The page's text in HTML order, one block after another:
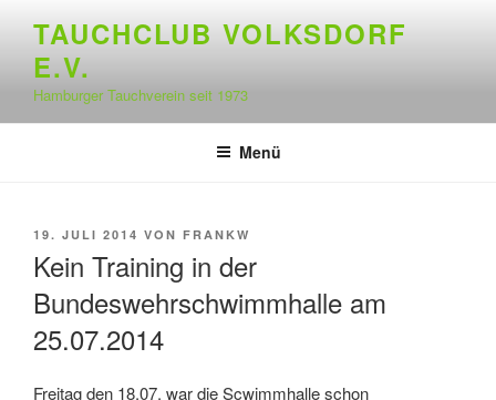
springen
TAUCHCLUB VOLKSDORF
E.V.
Hamburger Tauchverein seit 1973
Menü
VERÖFFENTLICHT
19. JULI 2014 VON FRANKW
Kein Training in der
Bundeswehrschwimmhalle am
25.07.2014
Freitag den 18.07. war die Scwimmhalle schon